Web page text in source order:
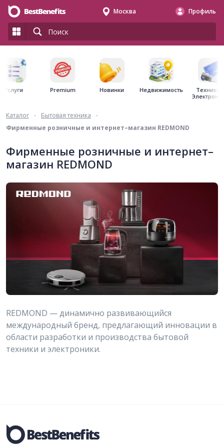
Москва Профиль
Услуги Premium Новинки Недвижимость
Техника
Каталог - Бытовая техника
-
Фирменные розничные и интернет–магазин REDMOND
Фирменные розничные и интернет–
магазин REDMOND
REDMOND — динамично развивающийся
международный бренд, предлагающий инновации в
области разработки и производства бытовой
техники и электроники.